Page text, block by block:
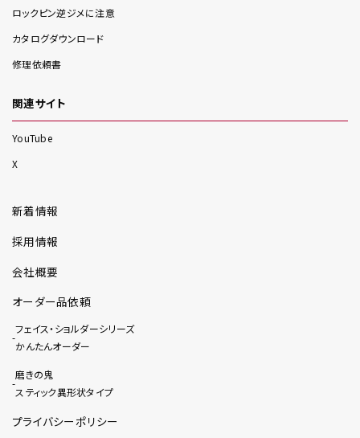
ロックピン逆ジメに注意
カタログダウンロード
修理依頼書
関連サイト
YouTube
X
新着情報
採用情報
会社概要
オーダー品依頼
フェイス・ショルダーシリーズ
かんたんオーダー
磨きの鬼
スティック異形状タイプ
プライバシーポリシー